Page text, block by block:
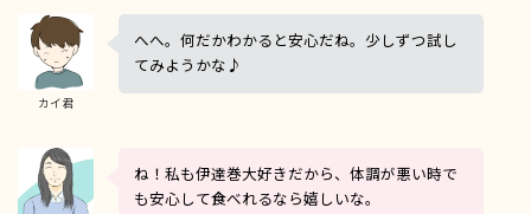
カイ君
へへ。何だかわかると安心だね。少しずつ試し
てみようかな♪
ね！私も伊達巻大好きだから、体調が悪い時で
も安心して食べれるなら嬉しいな。